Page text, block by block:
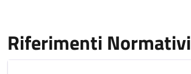
Riferimenti Normativi